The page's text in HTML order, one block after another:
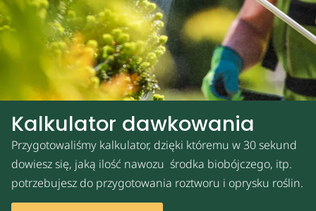
Kalkulator dawkowania
Przygotowaliśmy kalkulator, dzięki któremu w 30 sekund
dowiesz się, jaką ilość nawozu środka biobójczego, itp.
potrzebujesz do przygotowania roztworu i oprysku roślin.